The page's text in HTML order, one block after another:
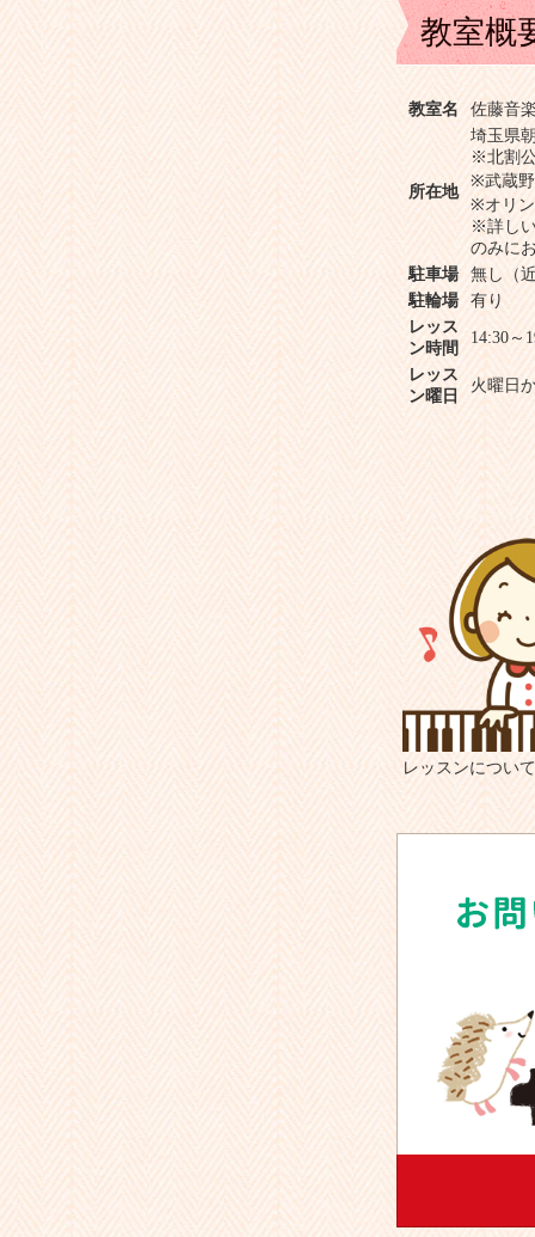
教室概
教室名 佐藤音
所在地
埼玉県
※北割
※武蔵野
※オリン
※詳し
のみに
駐車場
無し（
駐輪場
有り
レッス
ン時間
14:30～
レッス
ン曜日
火曜日
レッスンについて